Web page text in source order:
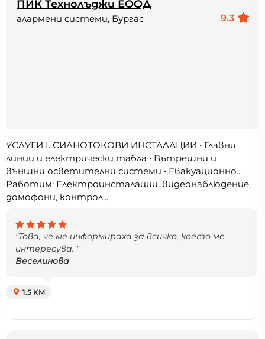
ПИК Технолъджи ЕООД
9.3
алармени системи, Бургас
УСЛУГИ I. СИЛНОТОКОВИ ИНСТАЛАЦИИ • Главни
линии и електрически табла • Вътрешни и
външни осветителни системи • Евакуационно...
Работим: Електроинсталации, видеонаблюдение,
домофони, контрол...
"Това, че ме информираха за всичко, което ме
интересува. "
Веселинова
1.5 KM